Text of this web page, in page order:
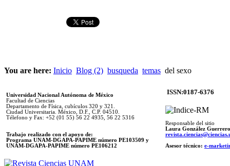
You are here: Inicio Blog (2) busqueda temas del sexo
Universidad Nacional Autónoma de México
Facultad de Ciencias
Departamento de Física, cubículos 320 y 321.
Ciudad Universitaria. México, D.F., C.P. 04510.
Télefono y Fax: +52 (01 55) 56 22 4935, 56 22 5316
Trabajo realizado con el apoyo de:
Programa UNAM-DGAPA-PAPIME número PE103509 y
UNAM-DGAPA-PAPIME número PE106212
ISSN:0187-6376
Responsable del sitio
Laura González Guerrero
Asesor técnico: e-